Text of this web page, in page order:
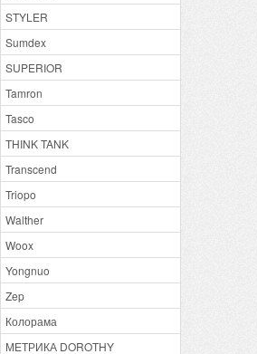
STYLER
Sumdex
SUPERIOR
Tamron
Tasco
THINK TANK
Transcend
Triopo
Walther
Woox
Yongnuo
Zep
Колорама
МЕТРИКА DOROTHY